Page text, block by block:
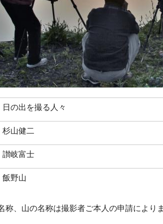
日の出を撮る人々
杉山健二
讃岐富士
飯野山
称、山の名称は撮影者ご本人の申請により